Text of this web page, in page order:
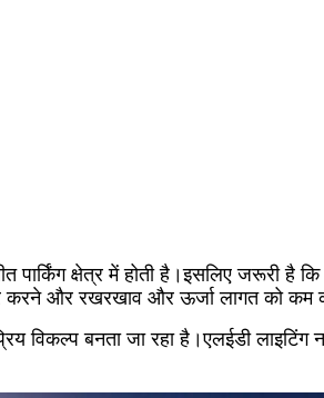
क्षेत्र में होती है।इसलिए जरूरी है कि
और रखरखाव और ऊर्जा लागत को कम
विकल्प बनता जा रहा है।एलईडी